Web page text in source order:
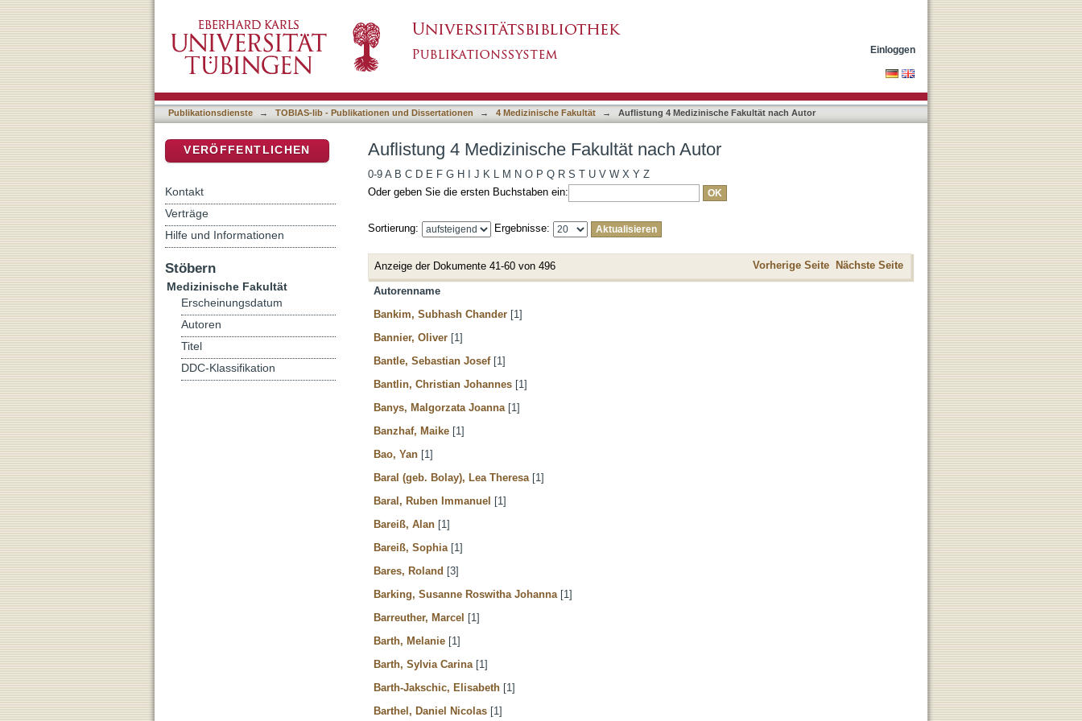
Einloggen
Publikationsdienste → TOBIAS-lib - Publikationen und Dissertationen → 4 Medizinische Fakultät → Auflistung 4 Medizinische Fakultät nach Autor
Auflistung 4 Medizinische Fakultät nach Autor
0-9 A B C D E F G H J K L M N O P Q R S T U V W X Y Z
Oder geben Sie die ersten Buchstaben ein:
Sortierung: Ergebnisse:
Anzeige der Dokumente 41-60 von 496 Vorherige Seite Nächste Seite
Autorenname
Bankim, Subhash Chander [1]
Bannier, Oliver [1]
Bantle, Sebastian Josef[1]
Bantlin, Christian Johannes [1]
Banys, Malgorzata Joanna [1]
Banzhaf, Maike [1]
Bao, Yan [1]
Baral (geb. Bolay), Lea Theresa [1]
Baral, Ruben Immanuel [1]
Bareiß, Alan [1]
Bareiß, Sophia [1]
Bares, Roland [3]
Barking, Susanne Roswitha Johanna [1]
Barreuther, Marcel [1]
Barth, Melanie [1]
Barth, Sylvia Carina [1]
Barth-Jakschic, Elisabeth [1]
Barthel, Daniel Nicolas [1]
VERÖFFENTLICHEN
Kontakt
Verträge
Hilfe und Informationen
Stöbern
Medizinische Fakultät
Erscheinungsdatum
Autoren
Titel
DDC-Klassifikation